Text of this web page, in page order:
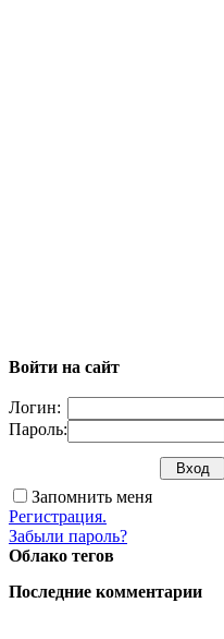
Войти на сайт
Логин:
Пароль:
Запомнить меня
Регистрация.
Забыли пароль?
Облако тегов
Последние комментарии